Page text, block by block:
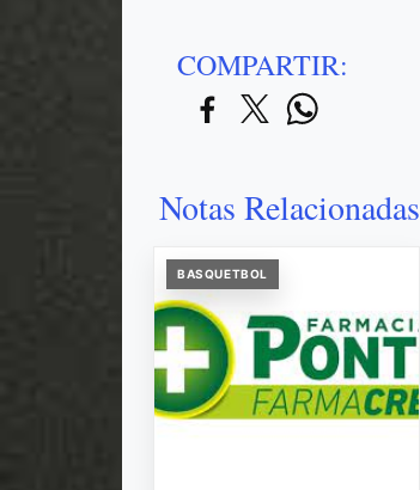
COMPARTIR:
Notas Relacionadas
BASQUETBOL